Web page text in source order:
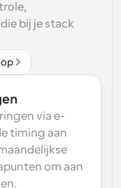
bij je stack
via e-
timing aan
om aan